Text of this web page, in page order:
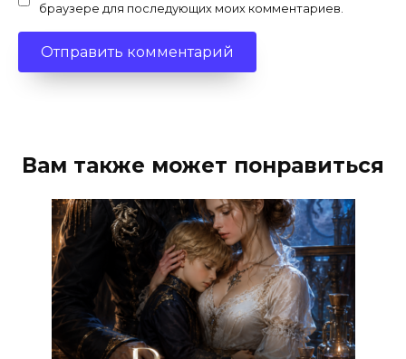
браузере для последующих моих комментариев.
Вам также может понравиться